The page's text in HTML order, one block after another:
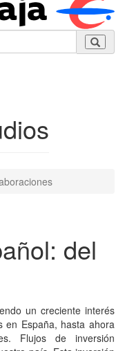
del
un creciente interés
en España, hasta ahora
Flujos de inversión